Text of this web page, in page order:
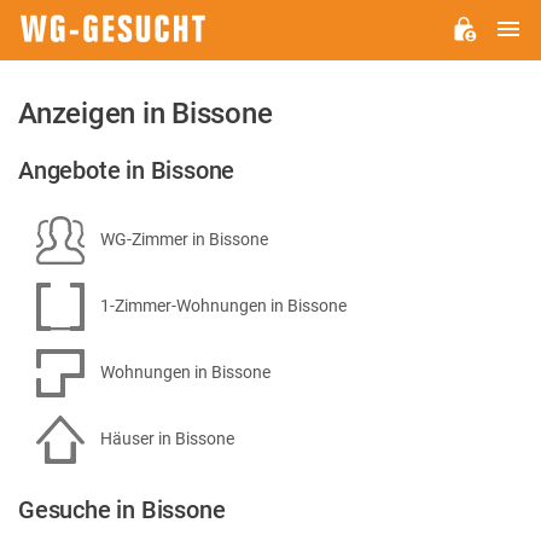
Anzeigen in Bissone
Angebote in Bissone
WG-Zimmer in Bissone
1-Zimmer-Wohnungen in Bissone
Wohnungen in Bissone
Häuser in Bissone
Gesuche in Bissone